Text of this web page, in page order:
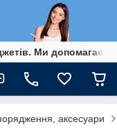
Ми
аксесуари